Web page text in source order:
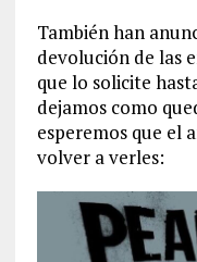
También han
devolución de las
que lo solicite
dejamos como
esperemos que el
volver a verles: